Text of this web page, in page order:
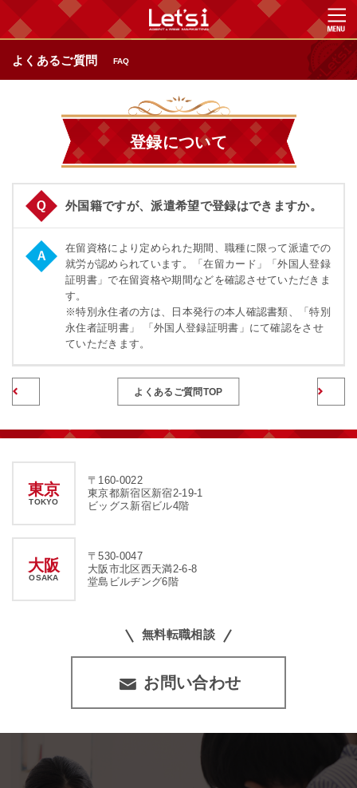
よくあるご質問 FAQ
登録について
外国籍ですが、派遣希望で登録はできますか。
在留資格により定められた期間、職種に限って派遣での
就労が認められています。「在留カード」「外国人登録
証明書」で在留資格や期間などを確認させていただきま
す。
※特別永住者の方は、日本発行の本人確認書類、「特別
永住者証明書」 「外国人登録証明書」にて確認をさせ
ていただきます。
よくあるご質問TOP
東京
TOKYO
〒160-0022
東京都新宿区新宿2-19-1
ビッグス新宿ビル4階
大阪
OSAKA
〒530-0047
大阪市北区西天満2-6-8
堂島ビルヂング6階
無料転職相談
お問い合わせ